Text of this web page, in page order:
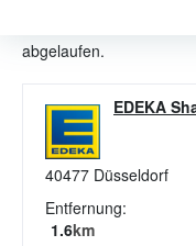
abgelaufen.
EDEKA
40477 Düsseldorf
Entfernung:
1.6km